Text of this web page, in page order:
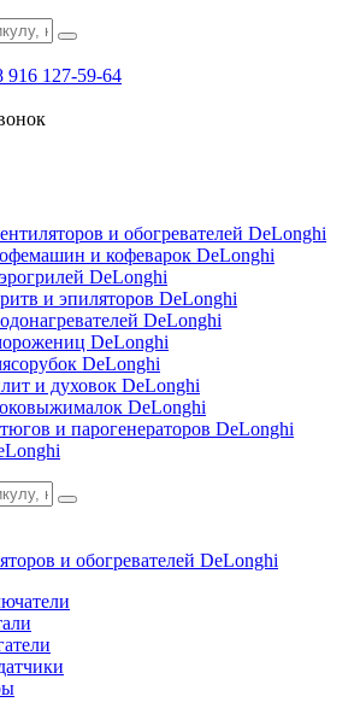
916 127-59-64
и обогревателей DeLonghi
и кофеварок DeLonghi
DeLonghi
и эпиляторов DeLonghi
DeLonghi
DeLonghi
DeLonghi
и духовок DeLonghi
DeLonghi
и парогенераторов DeLonghi
и обогревателей DeLonghi